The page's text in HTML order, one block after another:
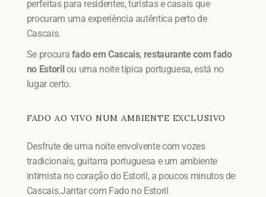
perfeitas para residentes, turistas e casais que
procuram uma experiência autêntica perto de
Cascais.
Se procura fado em Cascais, restaurante com fado
no Estorilou uma noite típica portuguesa, está no
lugar certo.
FADO AO VIVO NUM AMBIENTE EXCLUSIVO
Desfrute de uma noite envolvente com vozes
tradicionais, guitarra portuguesa e um ambiente
intimista no coração do Estoril, a poucos minutos de
Cascais.Jantar com Fado no Estoril